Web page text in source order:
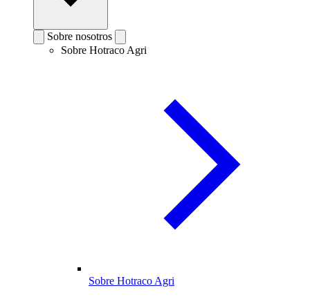
Sobre nosotros
Sobre Hotraco Agri
Sobre Hotraco Agri